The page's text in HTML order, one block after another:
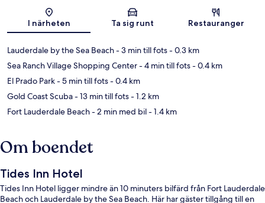
Karta
I närheten Ta sig runt Restauranger
Lauderdale by the Sea Beach- 3 min till fots- 0.3 km
Sea Ranch Village Shopping Center- 4 min till fots- 0.4 km
El Prado Park- 5 min till fots- 0.4 km
Gold Coast Scuba- 13 min till fots- 1.2 km
Fort Lauderdale Beach- 2 min med bil- 1.4 km
Om boendet
Tides Inn Hotel
Tides Inn Hotel ligger mindre än 10 minuters bilfärd från Fort Lauderdale
Beach och Lauderdale by the Sea Beach. Här har gäster tillgång till en